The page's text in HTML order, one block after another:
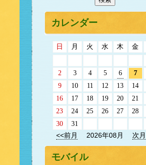
カレンダー
日 月 火 水 木 金
2
3 4 5 6 7
9
10 11 12 13 14
16
17 18 19 20 21
23
24 25 26 27 28
30
31
<<前月
2026年08月 次
モバイル